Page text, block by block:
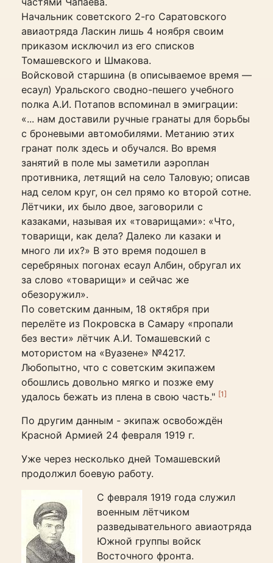
Начальник советского 2-го Саратовского
авиаотряда Ласкин лишь 4 ноября своим
приказом исключил из его списков
Томашевского и Шмакова.
Войсковой старшина (в описываемое время —
есаул) Уральского сводно-пешего учебного
полка А.И. Потапов вспоминал в эмиграции:
«... нам доставили ручные гранаты для борьбы
с броневыми автомобилями. Метанию этих
гранат полк здесь и обучался. Во время
занятий в поле мы заметили аэроплан
противника, летящий на село Таловую; описав
над селом круг, он сел прямо ко второй сотне.
Лётчики, их было двое, заговорили с
казаками, называя их «товарищами»: «Что,
товарищи, как дела? Далеко ли казаки и
много ли их?» В это время подошел в
серебряных погонах есаул Албин, обругал их
за слово «товарищи» и сейчас же
обезоружил».
По советским данным, 18 октября при
перелёте из Покровска в Самару «пропали
без вести» лётчик А.И. Томашевский с
мотористом на «Вуазене» №4217.
Любопытно, что с советским экипажем
обошлись довольно мягко и позже ему
удалось бежать из плена в свою часть." [1]
По другим данным - экипаж освобождён
Красной Армией 24 февраля 1919 г.
Уже через несколько дней Томашевский
продолжил боевую работу.
С февраля 1919 года служил
военным лётчиком
разведывательного авиаотряда
Южной группы войск
Восточного фронта.